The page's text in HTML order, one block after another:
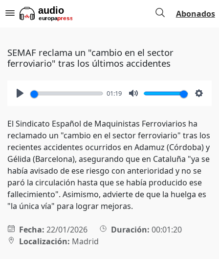
Abonados
SEMAF reclama un "cambio en el sector
ferroviario" tras los últimos accidentes
01:19
El Sindicato Español de Maquinistas Ferroviarios ha
reclamado un "cambio en el sector ferroviario" tras los
recientes accidentes ocurridos en Adamuz (Córdoba) y
Gélida (Barcelona), asegurando que en Cataluña "ya se
había avisado de ese riesgo con anterioridad y no se
paró la circulación hasta que se había producido ese
fallecimiento". Asimismo, advierte de que la huelga es
"la única vía" para lograr mejoras.
Fecha: 22/01/2026 Duración: 00:01:20
Localización: Madrid